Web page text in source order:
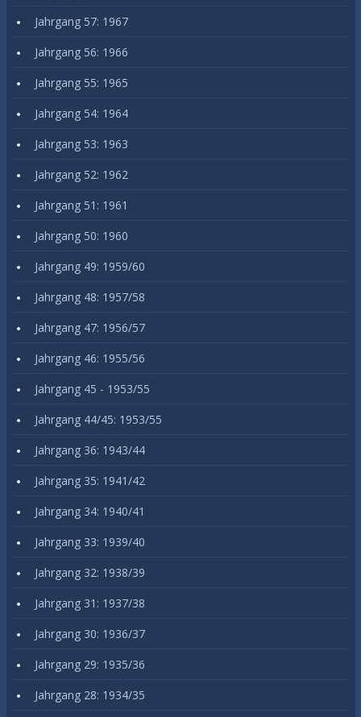
Jahrgang 57: 1967
Jahrgang 56: 1966
Jahrgang 55: 1965
Jahrgang 54: 1964
Jahrgang 53: 1963
Jahrgang 52: 1962
Jahrgang 51: 1961
Jahrgang 50: 1960
Jahrgang 49: 1959/60
Jahrgang 48: 1957/58
Jahrgang 47: 1956/57
Jahrgang 46: 1955/56
Jahrgang 45 - 1953/55
Jahrgang 44/45: 1953/55
Jahrgang 36: 1943/44
Jahrgang 35: 1941/42
Jahrgang 34: 1940/41
Jahrgang 33: 1939/40
Jahrgang 32: 1938/39
Jahrgang 31: 1937/38
Jahrgang 30: 1936/37
Jahrgang 29: 1935/36
Jahrgang 28: 1934/35